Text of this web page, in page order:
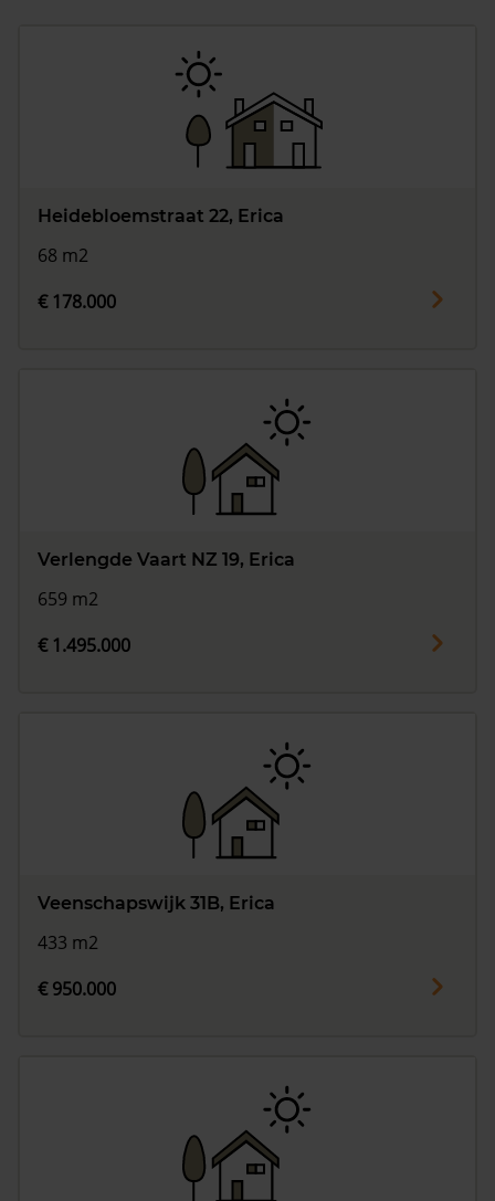
Heidebloemstraat 22, Erica
68 m2
€ 178.000
Verlengde Vaart NZ 19, Erica
659 m2
€ 1.495.000
Veenschapswijk 31B, Erica
433 m2
€ 950.000